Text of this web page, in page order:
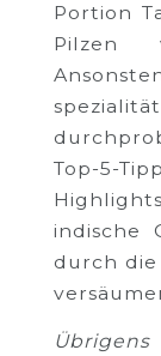
Portion
Pilzen
Top-5-
indische
durch die